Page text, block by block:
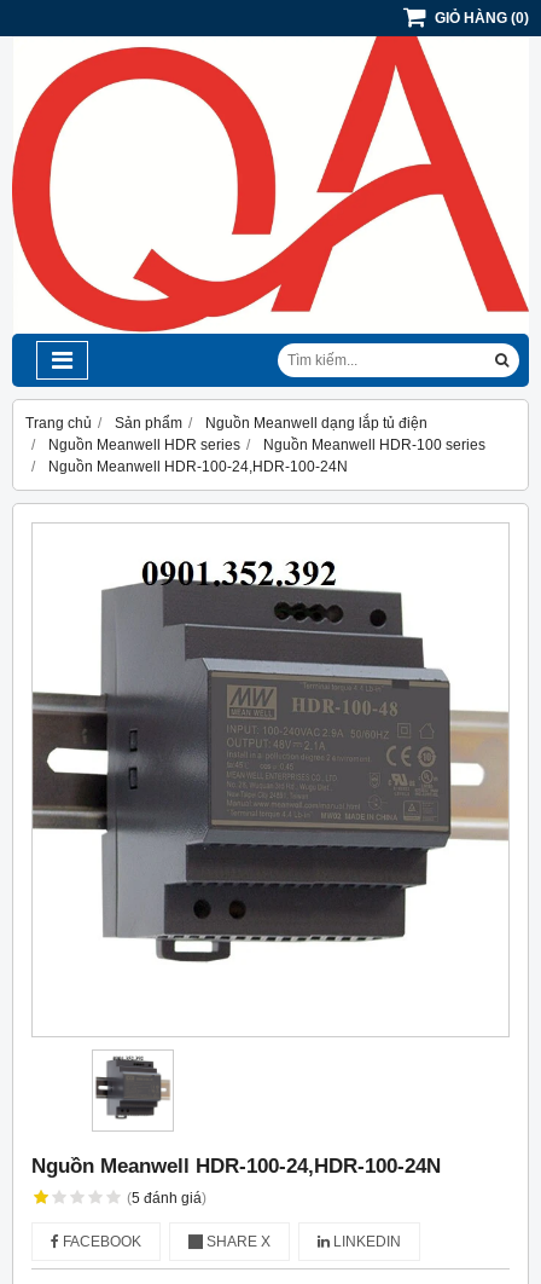
GIỎ HÀNG (0)
Trang chủ Sản phẩm
Nguồn Meanwell dạng lắp tủ điện
Nguồn Meanwell HDR series
Nguồn Meanwell HDR-100 series
Nguồn Meanwell HDR-100-24,HDR-100-24N
Nguồn Meanwell HDR-100-24,HDR-100-24N
(5 đánh giá)
FACEBOOK SHARE X LINKEDIN